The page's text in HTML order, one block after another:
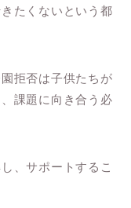
たくないという都
拒否は子供たちが
課題に向き合う必
、サポートするこ